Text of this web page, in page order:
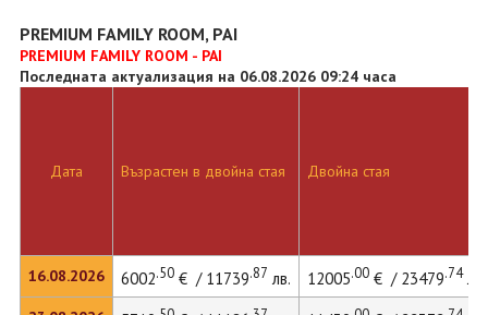
PREMIUM FAMILY ROOM, PAI
PREMIUM FAMILY ROOM - PAI
Последната актуализация на 06.08.2026 09:24 часа
Дата
16.08.2026
Възрастен в двойна стая Двойна стая
6002.50€ / 11739.87 лв. 12005.00€ / 23479.74лв.